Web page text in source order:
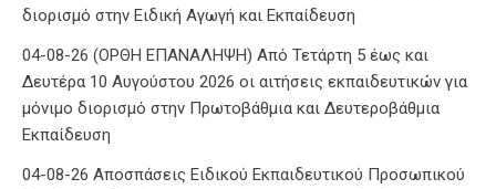
διορισμό στην Ειδική Αγωγή και Εκπαίδευση
04-08-26 (ΟΡΘΗ ΕΠΑΝΑΛΗΨΗ) Από Τετάρτη 5 έως και
Δευτέρα 10 Αυγούστου 2026 οι αιτήσεις εκπαιδευτικών για
μόνιμο διορισμό στην Πρωτοβάθμια και Δευτεροβάθμια
Εκπαίδευση
04-08-26 Αποσπάσεις Ειδικού Εκπαιδευτικού Προσωπικού